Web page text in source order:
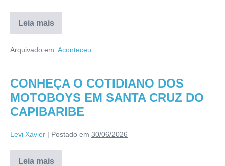
Leia mais
Arquivado em: Aconteceu
CONHEÇA O COTIDIANO DOS
MOTOBOYS EM SANTA CRUZ DO
CAPIBARIBE
Levi Xavier | Postado em 30/06/2026
Leia mais